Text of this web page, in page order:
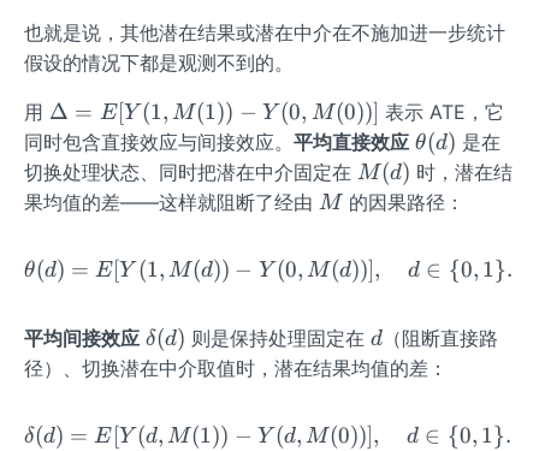
也就是说，其他潜在结果或潜在中介在不施加进一步统计
假设的情况下都是观测不到的。
用 \De
lta
=E
[Y
(1))
(0,
(0))]
Δ = E[Y (1, M(1)) − Y (0, M(0))] 表示 ATE，它
同时包含直接效应与间接效应。 平均直接效应 \t
he
ta
θ(d) 是在
切换处理状态、同时把潜在中介固定在 M
(d)
M(d) 时，潜在结
果均值的差——这样就阻断了经由 M
M 的因果路径：
\theta(d)=E[Y(1,M(d))-
θ(d) = E [Y (1, M(d)) − Y (0, M(d))], d ∈ {0, 1}.
平均间接效应 \d
elt
(d)
δ(d) 则是保持处理固定在 d
d（阻断直接路
径）、切换潜在中介取值时，潜在结果均值的差：
\delta(d)=E[Y(d,M(1))-
δ(d) = E [Y (d, M(1)) − Y (d, M(0))], d ∈ {0, 1}.